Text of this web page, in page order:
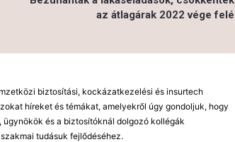
az átlagárak 2022 vége felé
biztosítási, kockázatkezelési és insurtech
híreket és témákat, amelyekről úgy gondoljuk, hogy
és a biztosítóknál dolgozó kollégák
tudásuk fejlődéséhez.